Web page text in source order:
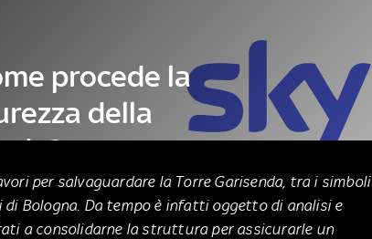
procede la
della
per salvaguardare la Torre Garisenda, tra i simboli
Bologna. Da tempo è infatti oggetto di analisi e
a consolidarne la struttura per assicurarle un